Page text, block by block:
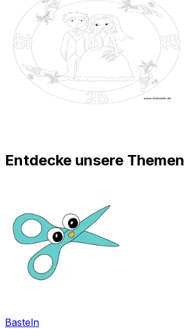
Entdecke unsere Themen
Basteln